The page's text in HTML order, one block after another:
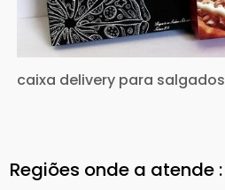
caixa delivery para salgados
Regiões onde a atende :